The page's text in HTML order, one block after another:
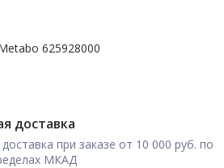
625928000
доставка
при заказе от 10 000 руб. по
МКАД